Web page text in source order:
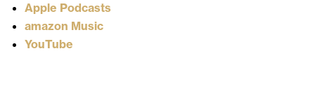
Apple Podcasts
amazon Music
YouTube